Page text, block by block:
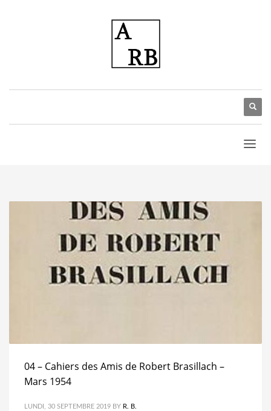
04 – Cahiers des Amis de Robert Brasillach –
Mars 1954
LUNDI, 30 SEPTEMBRE 2019 BY R. B.